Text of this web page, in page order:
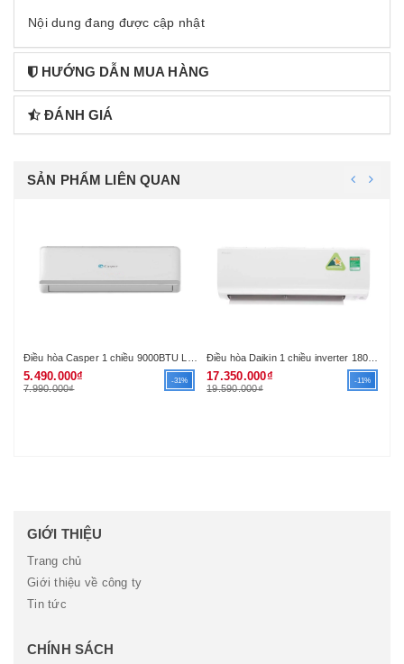
Nội dung đang được cập nhật
HƯỚNG DẪN MUA HÀNG
ĐÁNH GIÁ
SẢN PHẨM LIÊN QUAN
Điều hòa Casper 1 chiều 9000BTU LC-09TL22 (R410A)
5.490.000₫
7.990.000₫
-31%
Điều hòa Daikin 1 chiều inverter 18000Btu FTKA50UAVMV (R32) (VN)
17.350.000₫
19.590.000₫
-11%
GIỚI THIỆU
Trang chủ
Giới thiệu về công ty
Tin tức
CHÍNH SÁCH